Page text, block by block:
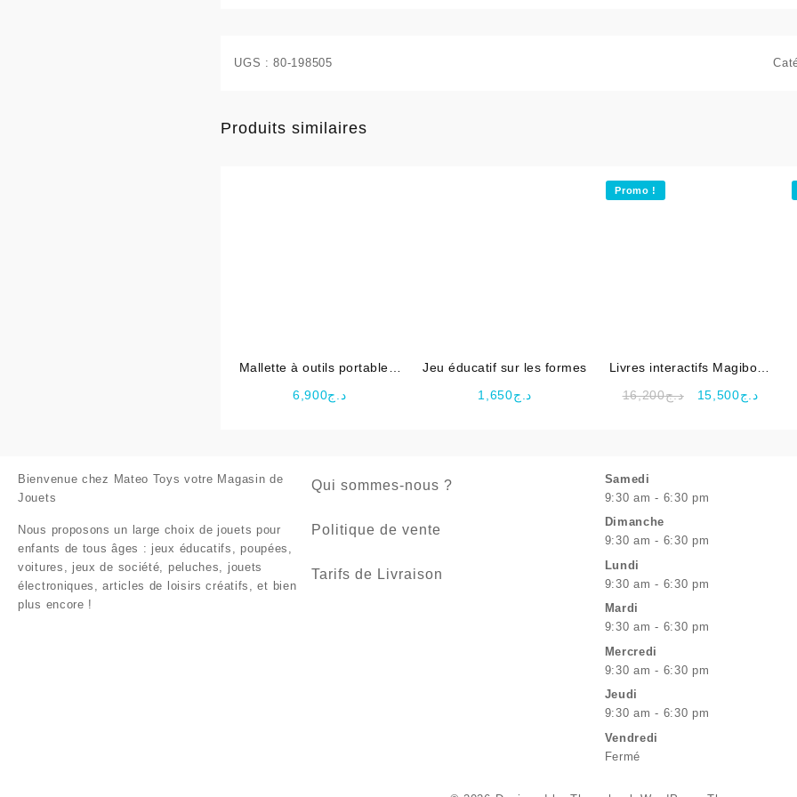
UGS :80-198505
Produits similaires
Mallette à outils portable 2
د.ج6,900
Jeu éducatif sur les formes
د.ج1,650
Promo !
Livres interactifs Magibook
د.ج16,200
Le
د.ج15,500
Le
Bienvenue chez Mateo Toys votre Magasin de
Jouets
Nous proposons un large choix de jouets pour
enfants de tous âges : jeux éducatifs, poupées,
voitures, jeux de société, peluches, jouets
électroniques, articles de loisirs créatifs, et bien
plus encore !
Qui sommes-nous ?
Politique de vente
Tarifs de Livraison
Samedi
9:30 am - 6:30 pm
Dimanche
9:30 am - 6:30 pm
Lundi
9:30 am - 6:30 pm
Mardi
9:30 am - 6:30 pm
Mercredi
9:30 am - 6:30 pm
Jeudi
9:30 am - 6:30 pm
Vendredi
Fermé